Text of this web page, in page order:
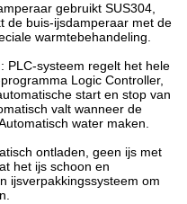
gebruikt SUS304,
de buis-ijsdamperaar met de
warmtebehandeling.
PLC-systeem regelt het hele
Logic Controller,
start en stop van
valt wanneer de
water maken.
ontladen, geen ijs met
het ijs schoon en
ijsverpakkingssysteem om